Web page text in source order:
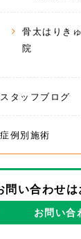
骨太はりき
院
スタッフブログ
症例別施術
問い合わせは
お問い合